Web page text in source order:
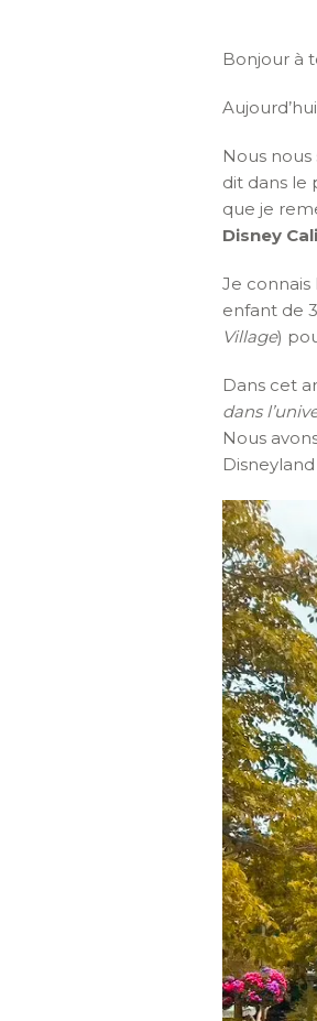
Bonjour à
Nous
dit dans le
que je
Disney
Je connais
enfant de
Village)
Dans cet
dans
Nous
Disneyland